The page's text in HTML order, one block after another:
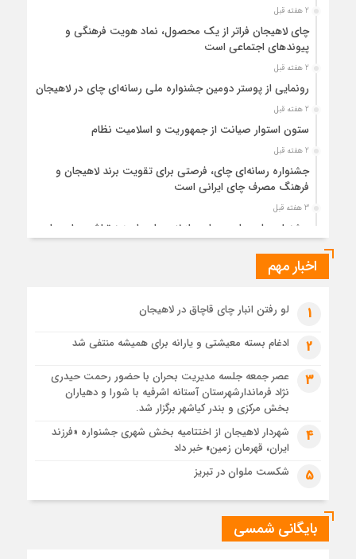
2 هفته قبل
چای لاهیجان فراتر از یک محصول، نماد هویت فرهنگی و
پیوندهای اجتماعی است
2 هفته قبل
رونمایی از پوستر دومین جشنواره ملی رسانه‌ای چای در لاهیجان
2 هفته قبل
ستون استوار صیانت از جمهوریت و اسلامیت نظام
2 هفته قبل
جشنواره رسانه‌ای چای، فرصتی برای تقویت برند لاهیجان و
فرهنگ مصرف چای ایرانی است
3 هفته قبل
جشنواره ملی چای، حمایت از لاهیجان یا هزینه‌تراشی برای چای
3 هفته قبل
3 هفته قبل
رئوف
تصاویر هوایی مراسم تشییع پیکر مطهر آقای شهید ایران – مشهد
مراسم تشییع پیکر مطهر آقای شهید ایران – مشهد
تصاویری از تراکم جمعیت حاضر در میدان ثورهالعشرین نجف
اشرف
اخبار مهم
1 لو رفتن انبار چای قاچاق در لاهیجان
2 ادغام بسته معیشتی و یارانه برای همیشه منتفی شد
3
عصر جمعه جلسه مدیریت بحران با حضور رحمت حیدری
نژاد فرماندارشهرستان آستانه اشرفیه با شورا و دهیاران
بخش مرکزی و بندر کیاشهر برگزار شد.
4
شهردار لاهیجان از اختتامیه بخش شهری جشنواره «فرزند
ایران، قهرمان زمین» خبر داد
5 شکست ملوان در تبریز
بایگانی شمسی